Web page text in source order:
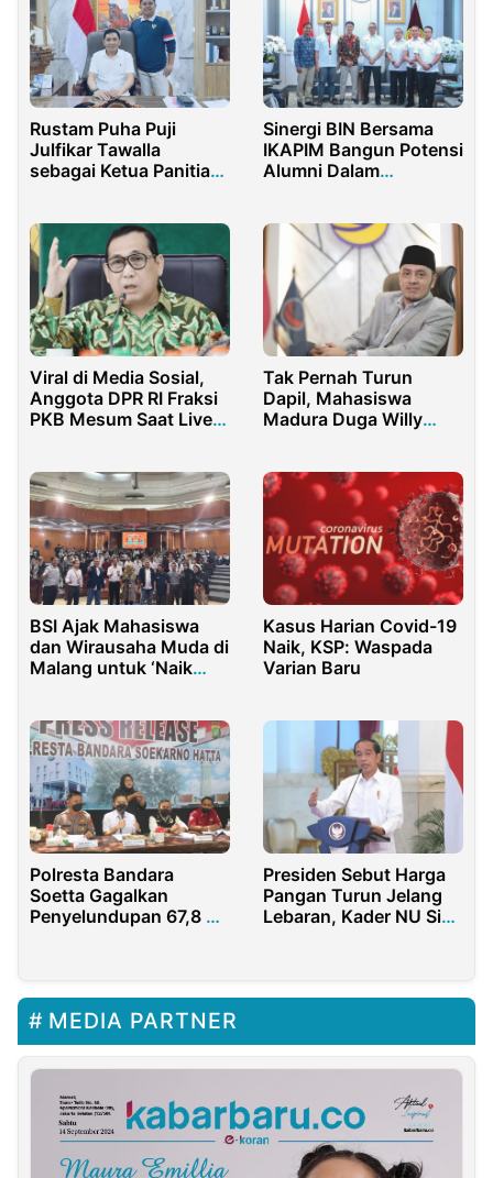
Rustam Puha Puji
Julfikar Tawalla
sebagai Ketua Panitia
Sinergi BIN Bersama
IKAPIM Bangun Potensi
Alumni Dalam
Viral di Media Sosial,
Anggota DPR RI Fraksi
PKB Mesum Saat Live
Tak Pernah Turun
Dapil, Mahasiswa
Madura Duga Willy
BSI Ajak Mahasiswa
dan Wirausaha Muda di
Malang untuk ‘Naik
Kasus Harian Covid-19
Naik, KSP: Waspada
Varian Baru
Polresta Bandara
Soetta Gagalkan
Penyelundupan 67,8 Kg
Presiden Sebut Harga
Pangan Turun Jelang
Lebaran, Kader NU Siap
MEDIA PARTNER